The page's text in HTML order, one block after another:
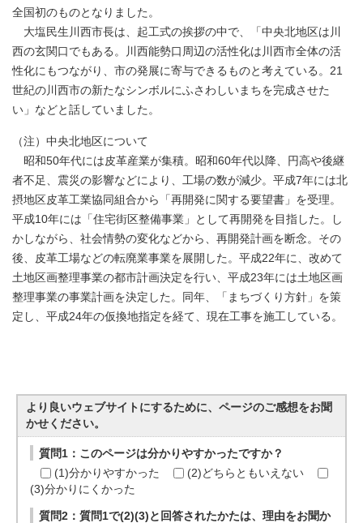
全国初のものとなりました。
大塩民生川西市長は、起工式の挨拶の中で、「中央北地区は川
西の玄関口でもある。川西能勢口周辺の活性化は川西市全体の活
性化にもつながり、市の発展に寄与できるものと考えている。21
世紀の川西市の新たなシンボルにふさわしいまちを完成させた
い」などと話していました。
（注）中央北地区について
昭和50年代には皮革産業が集積。昭和60年代以降、円高や後継
者不足、震災の影響などにより、工場の数が減少。平成7年には北
摂地区皮革工業協同組合から「再開発に関する要望書」を受理。
平成10年には「住宅街区整備事業」として再開発を目指した。し
かしながら、社会情勢の変化などから、再開発計画を断念。その
後、皮革工場などの転廃業事業を展開した。平成22年に、改めて
土地区画整理事業の都市計画決定を行い、平成23年には土地区画
整理事業の事業計画を決定した。同年、「まちづくり方針」を策
定し、平成24年の仮換地指定を経て、現在工事を施工している。
より良いウェブサイトにするために、ページのご感想をお聞
かせください。
質問1：このページは分かりやすかったですか？
(1)分かりやすかった
(2)どちらともいえない
(3)分かりにくかった
質問2：質問1で(2)(3)と回答されたかたは、理由をお聞か